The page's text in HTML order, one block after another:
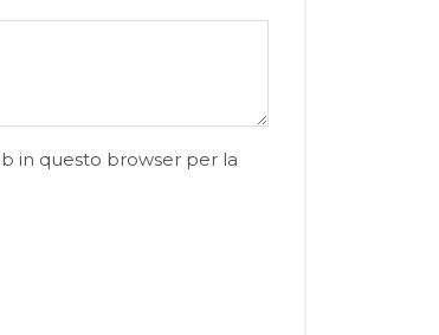
in questo browser per la